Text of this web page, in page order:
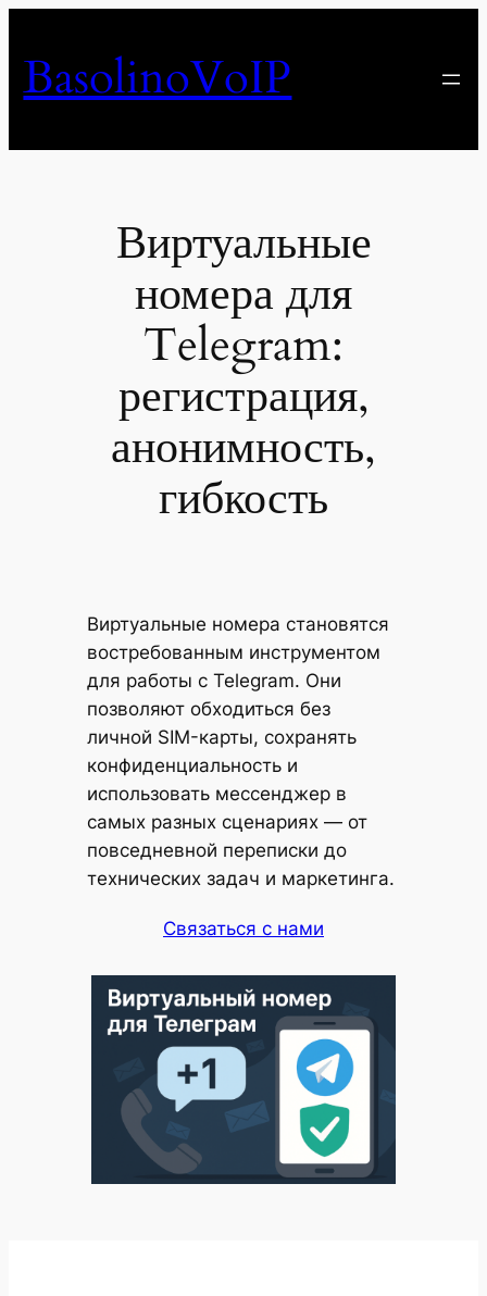
содержимому
BasolinoVoIP
Виртуальные
номера для
Telegram:
регистрация,
анонимность,
гибкость
Виртуальные номера становятся
востребованным инструментом
для работы с Telegram. Они
позволяют обходиться без
личной SIM-карты, сохранять
конфиденциальность и
использовать мессенджер в
самых разных сценариях — от
повседневной переписки до
технических задач и маркетинга.
Связаться с нами